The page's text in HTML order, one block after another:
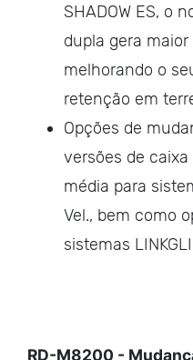
SHADOW ES, o
dupla gera
melhorando o
retenção em
Opções de
versões de
média para
Vel., bem como
sistemas
RD-M8200 -